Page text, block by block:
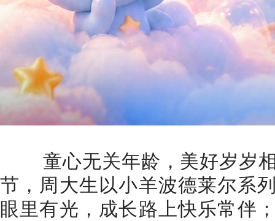
童心无关年龄，美好岁岁相
节，周大生以小羊波德莱尔系
眼里有光，成长路上快乐常伴